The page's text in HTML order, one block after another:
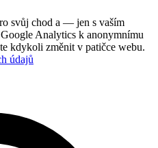
svůj chod a — jen s vaším
Analytics k anonymnímu
kdykoli změnit v patičce webu.
údajů